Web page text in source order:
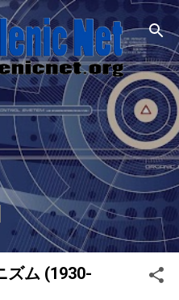
περιεχόμενο
ズム (1930-